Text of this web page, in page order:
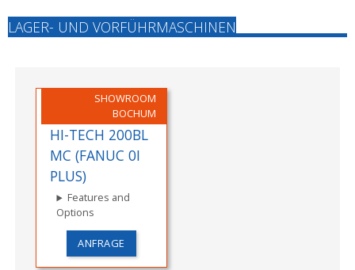
LAGER- UND VORFÜHRMASCHINEN
SHOWROOM
BOCHUM
HI-TECH 200BL
MC (FANUC 0I
PLUS)
Features and
Options
ANFRAGE